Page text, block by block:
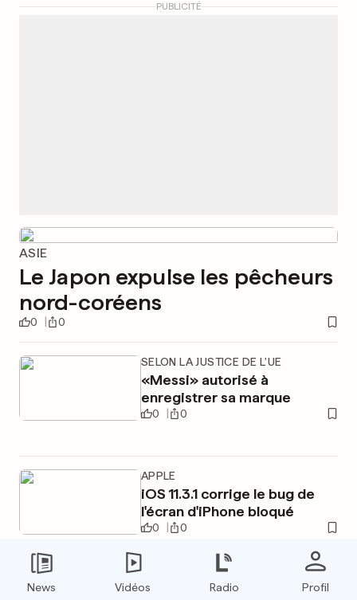
PUBLICITÉ
ASIE
Le Japon expulse les pêcheurs
nord-coréens
0 0
SELON LA JUSTICE DE L'UE
«Messi» autorisé à
enregistrer sa marque
0 0
APPLE
iOS 11.3.1 corrige le bug de
l'écran d'iPhone bloqué
0 0
News Vidéos Radio Profil